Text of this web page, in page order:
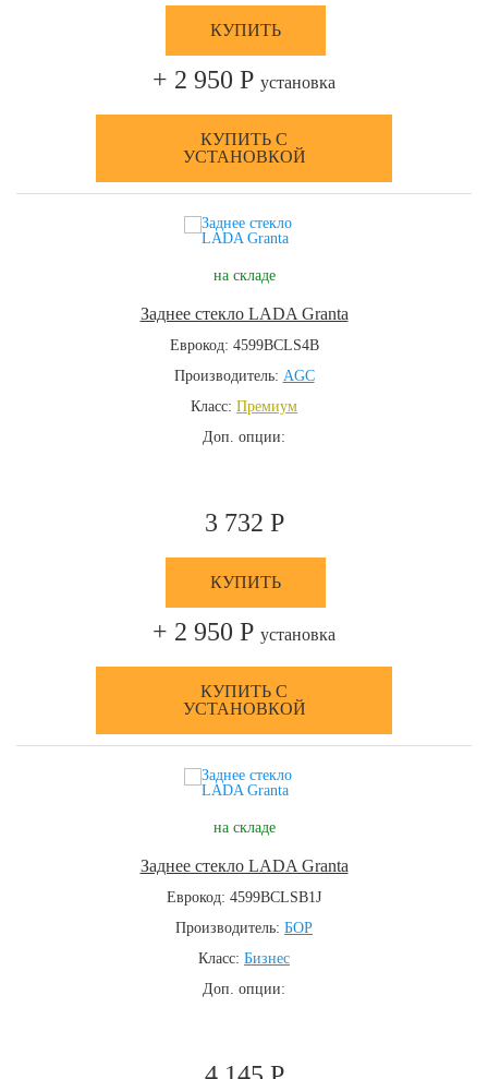
КУПИТЬ
+ 2 950 Р установка
КУПИТЬ С
УСТАНОВКОЙ
на складе
Заднее стекло LADA Granta
Еврокод: 4599BCLS4B
Производитель: AGC
Класс: Премиум
Доп. опции:
3 732 Р
КУПИТЬ
+ 2 950 Р установка
КУПИТЬ С
УСТАНОВКОЙ
на складе
Заднее стекло LADA Granta
Еврокод: 4599BCLSB1J
Производитель: БОР
Класс: Бизнес
Доп. опции: